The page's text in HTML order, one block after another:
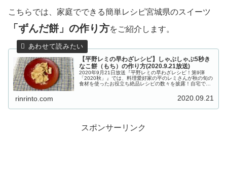
こちらでは、家庭でできる簡単レシピ宮城県のスイーツ
「ずんだ餅」の作り方をご紹介します。
【平野レミの早わざレシピ】しゃぶしゃぶ5秒き
なこ餅（もち）の作り方(2020.9.21放送)
2020年9月21日放送『平野レミの早わざレシピ！第9弾
「2020秋」』では、料理愛好家の平のレミさんが秋の旬の
食材を使ったお役立ち絶品レシピの数々を披露！自宅でぱ
rinrinto.com 2020.09.21
スポンサーリンク